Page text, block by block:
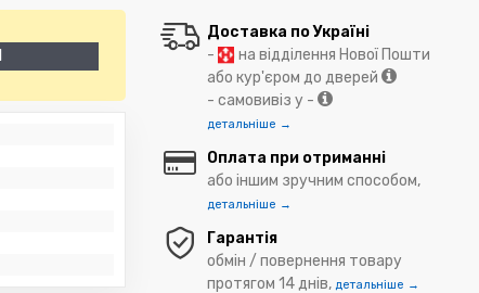
Доставка по Україні
-
на відділення Нової Пошти
або кур'єром до дверей
- самовивіз у -
детальніше →
Оплата при отриманні
або іншим зручним способом,
детальніше →
Гарантія
обмін / повернення товару
протягом 14 днів, детальніше →